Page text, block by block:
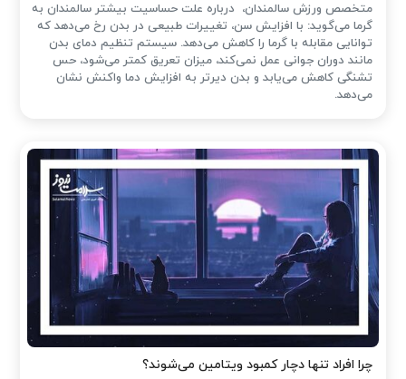
متخصص ورزش سالمندان، درباره علت حساسیت بیشتر سالمندان به
گرما می‌گوید: با افزایش سن، تغییرات طبیعی در بدن رخ می‌دهد که
توانایی مقابله با گرما را کاهش می‌دهد. سیستم تنظیم دمای بدن
مانند دوران جوانی عمل نمی‌کند، میزان تعریق کمتر می‌شود، حس
تشنگی کاهش می‌یابد و بدن دیرتر به افزایش دما واکنش نشان
می‌دهد.
چرا افراد تنها دچار کمبود ویتامین می‌شوند؟